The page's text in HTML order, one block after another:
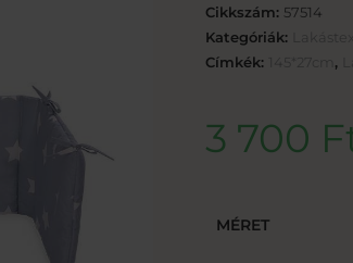
Cikkszám: 57514
Kategóriák:
Címkék:
,
3 700
MÉRET